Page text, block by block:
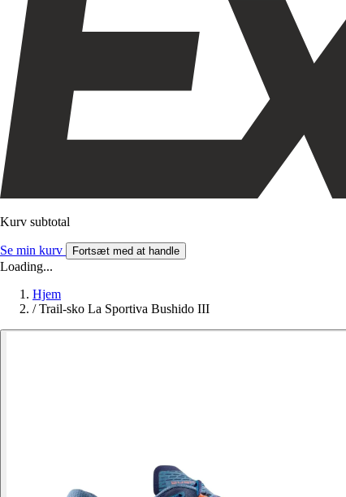
Kurv subtotal
Se min kurv Fortsæt med at handle
Loading...
Hjem
/ Trail-sko La Sportiva Bushido III